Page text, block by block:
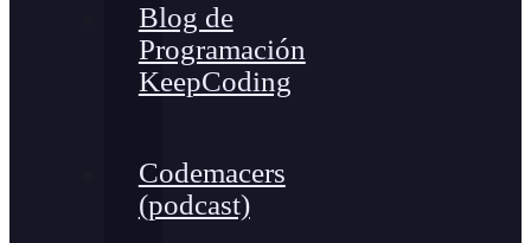
Blog de
Programación
KeepCoding
Codemacers
(podcast)